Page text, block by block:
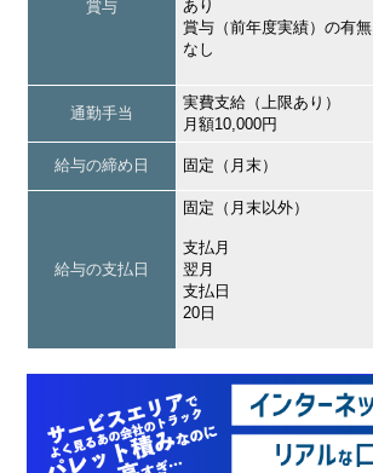
賞与
あり
賞与（前年度実績）の有無
なし
通勤手当
実費支給（上限あり）
月額10,000円
給与の締め日 固定（月末）
給与の支払日
固定（月末以外）
支払月
翌月
支払日
20日